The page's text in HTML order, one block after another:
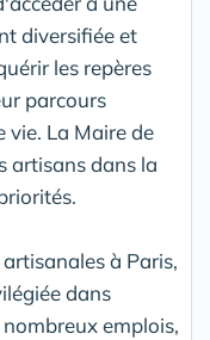
diversifiée et
les repères
parcours
vie. La Maire de
artisans dans la
à Paris,
dans
emplois,